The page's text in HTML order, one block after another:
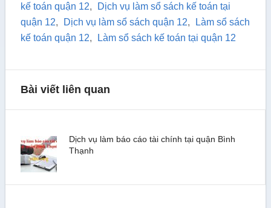
kế toán quận 12,
Dịch vụ làm sổ sách kế toán tại
quận 12, Dịch vụ làm sổ sách quận 12,
Làm sổ sách
kế toán quận 12, Làm sổ sách kế toán tại quận 12
Bài viết liên quan
Dịch vụ làm báo cáo tài chính tại quận Bình
Thạnh